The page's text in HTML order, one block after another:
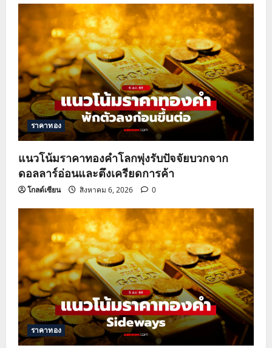
ราคาทอง
แนวโน้มราคาทองคำโลกพุ่งรับปัจจัยบวกจาก
ดอลลาร์อ่อนและตึงเครียดการค้า
โกลด์เซียน สิงหาคม 6, 2026 0
ราคาทอง